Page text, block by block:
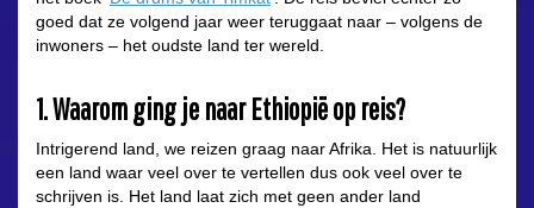
goed dat ze volgend jaar weer teruggaat naar – volgens de
inwoners – het oudste land ter wereld.
1. Waarom ging je naar Ethiopië op reis?
Intrigerend land, we reizen graag naar Afrika. Het is natuurlijk
een land waar veel over te vertellen dus ook veel over te
schrijven is. Het land laat zich met geen ander land